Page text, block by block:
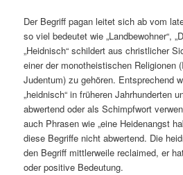
Der Begriff pagan leitet sich ab vom
so viel bedeutet wie „Landbewohner“,
„Heidnisch“ schildert aus christlicher
einer der monotheistischen Religionen
Judentum) zu gehören. Entsprechend
„heidnisch“ in früheren Jahrhunderten
abwertend oder als Schimpfwort
auch Phrasen wie „eine Heidenangst
diese Begriffe nicht abwertend. Die
den Begriff mittlerweile reclaimed, er
oder positive Bedeutung.